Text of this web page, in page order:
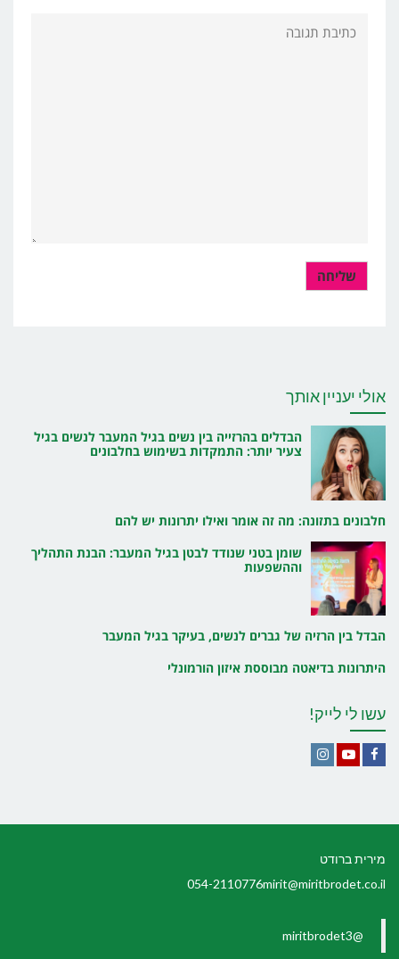
אולי יעניין אותך
הבדלים בהרזייה בין נשים בגיל המעבר לנשים בגיל
צעיר יותר: התמקדות בשימוש בחלבונים
חלבונים בתזונה: מה זה אומר ואילו יתרונות יש להם
שומן בטני שנודד לבטן בגיל המעבר: הבנת התהליך
וההשפעות
הבדל בין הרזיה של גברים לנשים, בעיקר בגיל המעבר
היתרונות בדיאטה מבוססת איזון הורמונלי
עשו לי לייק!
מירית ברודט
054-2110776mirit@miritbrodet.co.il
@miritbrodet3